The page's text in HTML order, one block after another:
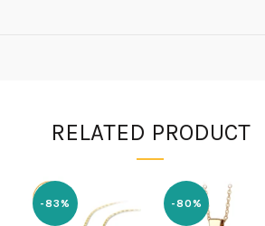
RELATED PRODUCT
-83% -80%